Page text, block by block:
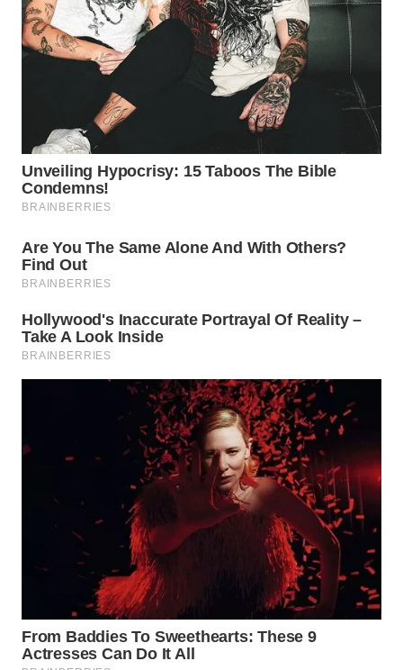
WN
KALTIM
WN
GORONTALO
SULUT
WN
WN
DANAU
WN
WN
LANGKAT